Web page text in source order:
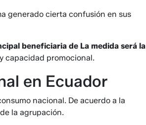
generado cierta confusión en sus
beneficiaria de La medida será la
capacidad promocional.
en Ecuador
nacional. De acuerdo a la
la agrupación.